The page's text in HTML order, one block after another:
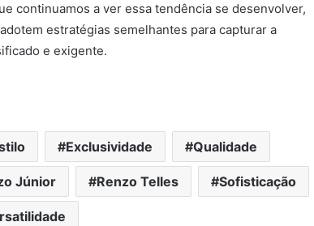
continuamos a ver essa tendência se desenvolver,
estratégias semelhantes para capturar a
e exigente.
Exclusividade Qualidade
Júnior Renzo Telles Sofisticação